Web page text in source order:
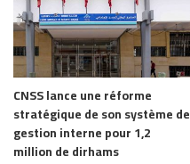
CNSS lance une réforme
stratégique de son système de
gestion interne pour 1,2
million de dirhams